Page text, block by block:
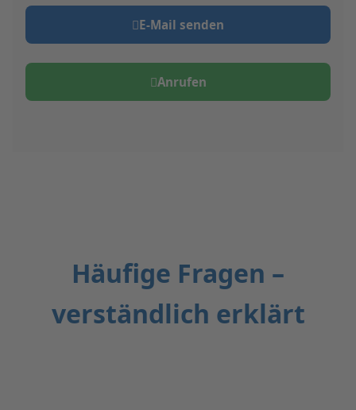
E‑Mail senden
Anrufen
Häufige Fragen –
verständlich erklärt